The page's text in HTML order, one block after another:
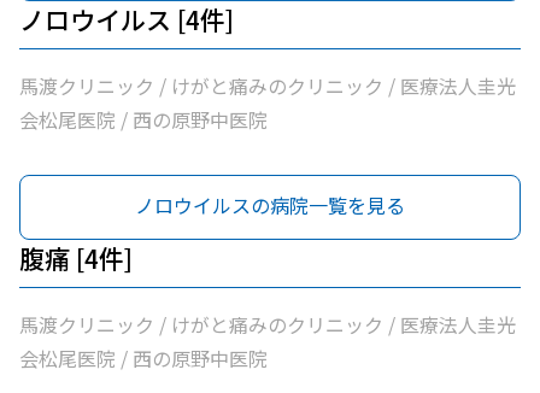
ノロウイルス [4件]
馬渡クリニック / けがと痛みのクリニック / 医療法人圭光
会松尾医院 / 西の原野中医院
ノロウイルスの病院一覧を見る
腹痛 [4件]
馬渡クリニック / けがと痛みのクリニック / 医療法人圭光
会松尾医院 / 西の原野中医院